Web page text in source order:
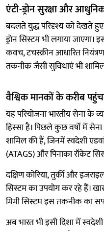
एंटी-ड्रोन सुरक्षा और
बदलते युद्ध परिदृश्य को देखते हुए
ड्रोन सिस्टम भी लगाया
कवच, टचस्क्रीन आधारित
तकनीक जैसी सुविधाएं भी शामिल
वैश्विक मानकों के करीब
यह परियोजना भारतीय सेना
हिस्सा है। पिछले कुछ वर्षों में
शामिल की हैं, जिनमें स्वदेशी
(ATAGS) और पिनाका रॉकेट
दक्षिण कोरिया, तुर्की और
सिस्टम का उपयोग कर रहे हैं।
मिमी सिस्टम इस तकनीक का
अब भारत भी इसी दिशा में